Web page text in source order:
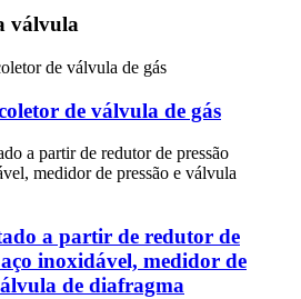
válvula
de válvula de gás
a partir de redutor de
aço inoxidável, medidor de
de diafragma